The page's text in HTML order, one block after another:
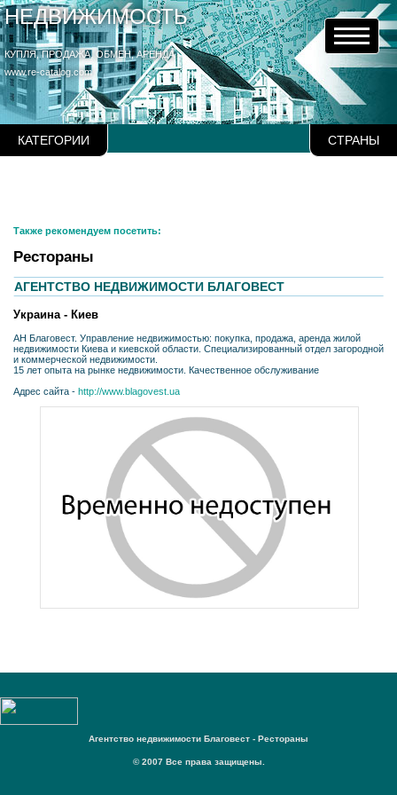
НЕДВИЖИМОСТЬ
КУПЛЯ, ПРОДАЖА, ОБМЕН, АРЕНДА
www.re-catalog.com
КАТЕГОРИИ СТРАНЫ
Также рекомендуем посетить:
Рестораны
АГЕНТСТВО НЕДВИЖИМОСТИ БЛАГОВЕСТ
Украина - Киев
АН Благовест. Управление нeдвижимостью: покупка, продажа, аренда жилой
недвижимости Киева и киевской области. Специализированный отдел загородной
и коммерческой недвижимости.
15 лет опыта на рынке недвижимости. Качественное обслуживание
Адрес сайта - http://www.blagovest.ua
Агентство недвижимости Благовест - Рестораны
© 2007 Все права защищены.